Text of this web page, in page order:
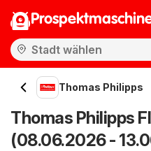
Thomas Philipps
Thomas Philipps
(08.06.2026 -